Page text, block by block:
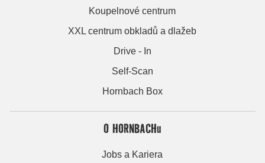
Koupelnové centrum
XXL centrum obkladů a dlažeb
Drive - In
Self-Scan
Hornbach Box
O HORNBACHu
Jobs a Kariera